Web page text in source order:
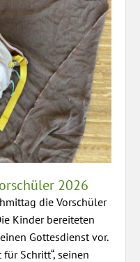
2026
die Vorschüler
Kinder bereiteten
Gottesdienst vor.
Schritt“, seinen